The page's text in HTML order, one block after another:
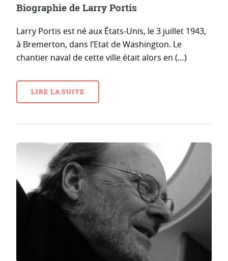
Biographie de Larry Portis
Larry Portis est né aux États-Unis, le 3 juillet 1943,
à Bremerton, dans l’Etat de Washington. Le
chantier naval de cette ville était alors en (…)
LIRE LA SUITE